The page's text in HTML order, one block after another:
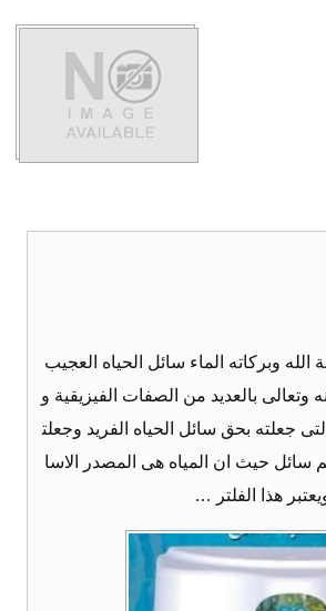
وبركاته الماء سائل الحياه العجيب
وتعالى بالعديد من الصفات الفيزيقية و
التى جعلته بحق سائل الحياه الفريد وجعلت
حيث ان المياه هى المصدر الاسا
هذا الفلتر …